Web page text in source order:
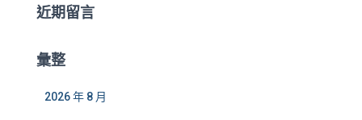
近期留言
彙整
2026 年 8 月